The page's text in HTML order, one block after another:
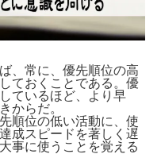
、常に、優先順位の高
ておくことである。優
ているほど、より早
からだ。
順位の低い活動に、使
成スピードを著しく遅
事に使うことを覚える